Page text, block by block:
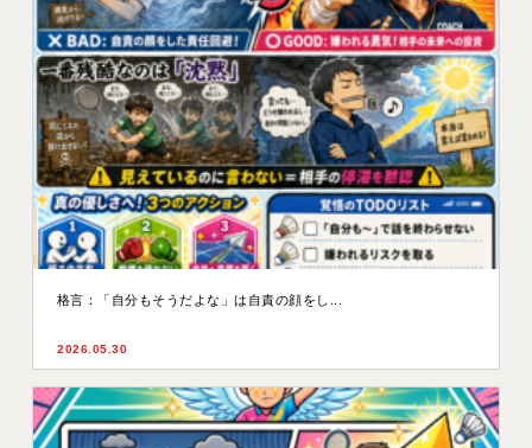
格言：「自分もそうだよな」は自責の顔をし...
2026.05.30